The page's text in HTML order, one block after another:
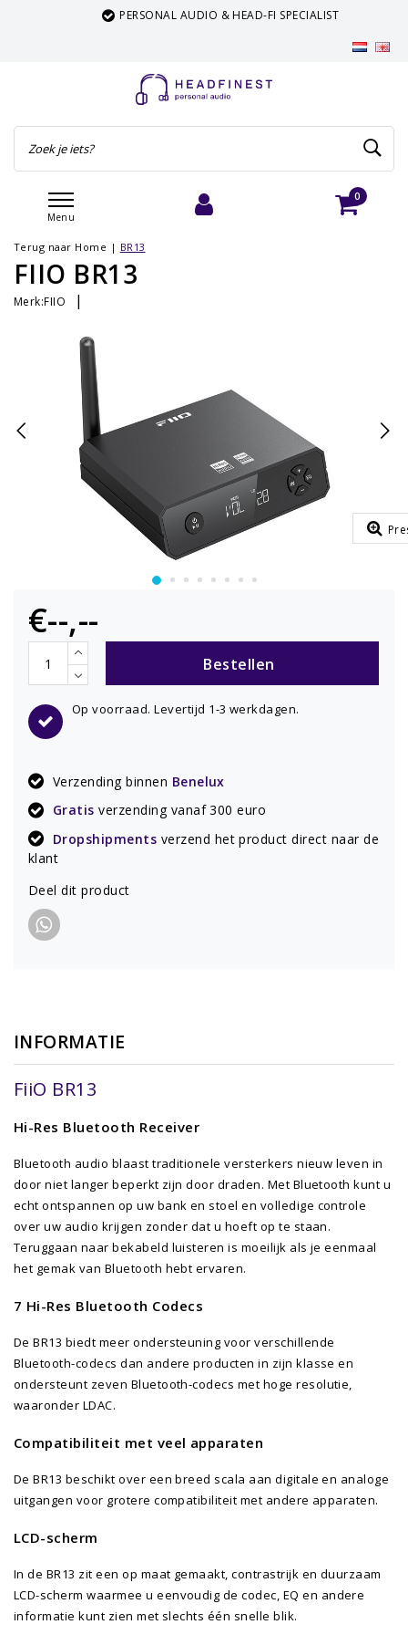
PERSONAL AUDIO & HEAD-FI SPECIALIST
Menu
0
Terug naar Home | BR13
FIIO BR13
Merk:FIIO |
€--,--
Bestellen
Op voorraad. Levertijd 1-3 werkdagen.
Verzending binnen Benelux
Gratis verzending vanaf 300 euro
Dropshipments verzend het product direct naar de
klant
Deel dit product
INFORMATIE
FiiO BR13
Hi-Res Bluetooth Receiver
Bluetooth audio blaast traditionele versterkers nieuw leven in
door niet langer beperkt zijn door draden. Met Bluetooth kunt u
echt ontspannen op uw bank en stoel en volledige controle
over uw audio krijgen zonder dat u hoeft op te staan.
Teruggaan naar bekabeld luisteren is moeilijk als je eenmaal
het gemak van Bluetooth hebt ervaren.
7 Hi-Res Bluetooth Codecs
De BR13 biedt meer ondersteuning voor verschillende
Bluetooth-codecs dan andere producten in zijn klasse en
ondersteunt zeven Bluetooth-codecs met hoge resolutie,
waaronder LDAC.
Compatibiliteit met veel apparaten
De BR13 beschikt over een breed scala aan digitale en analoge
uitgangen voor grotere compatibiliteit met andere apparaten.
LCD-scherm
In de BR13 zit een op maat gemaakt, contrastrijk en duurzaam
LCD-scherm waarmee u eenvoudig de codec, EQ en andere
informatie kunt zien met slechts één snelle blik.